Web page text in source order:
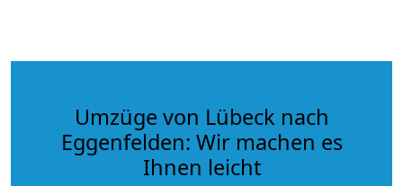
Umzüge von Lübeck nach
Eggenfelden: Wir machen es
Ihnen leicht